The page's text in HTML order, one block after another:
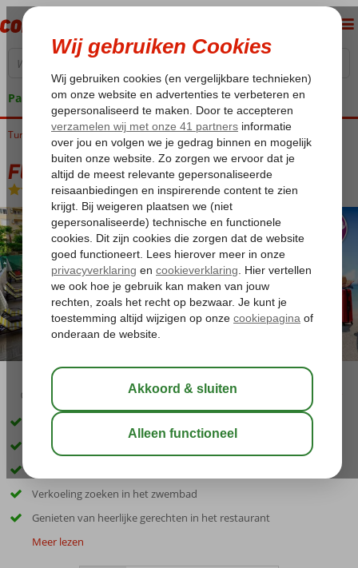
Pakketgarantie
Home
Turkije Turkse Riviera Alanya Alanya-Centrum Fly & Go Sunway Apart
Fly & Go Sunway Apart
Logies-Appartement
03:45
Inclusief huurauto
Kleopatra strand op 600 meter
Verkoeling zoeken in het zwembad
Genieten van heerlijke gerechten in het restaurant
Meer lezen